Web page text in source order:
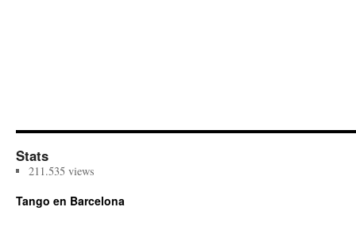
Stats
211.535 views
Tango en Barcelona